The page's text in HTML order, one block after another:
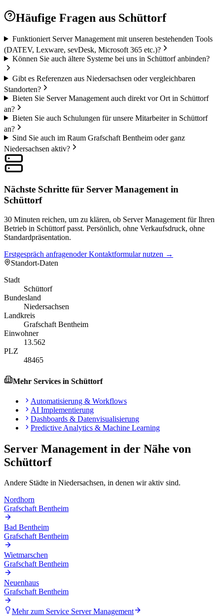
Häufige Fragen aus Schüttorf
Funktioniert Server Management mit unseren bestehenden Tools
(DATEV, Lexware, sevDesk, Microsoft 365 etc.)?
Können Sie auch ältere Systeme bei uns in Schüttorf anbinden?
Gibt es Referenzen aus Niedersachsen oder vergleichbaren
Standorten?
Bieten Sie Server Management auch direkt vor Ort in Schüttorf
an?
Bieten Sie auch Schulungen für unsere Mitarbeiter in Schüttorf
an?
Sind Sie auch im Raum Grafschaft Bentheim oder ganz
Niedersachsen aktiv?
Nächste Schritte für Server Management in
Schüttorf
30 Minuten reichen, um zu klären, ob Server Management für Ihren
Betrieb in Schüttorf passt. Persönlich, ohne Verkaufsdruck, ohne
Standardpräsentation.
Erstgespräch anfragenoder Kontaktformular nutzen →
Standort-Daten
Stadt
Schüttorf
Bundesland
Niedersachsen
Landkreis
Grafschaft Bentheim
Einwohner
13.562
PLZ
48465
Mehr Services in Schüttorf
Automatisierung & Workflows
AI Implementierung
Dashboards & Datenvisualisierung
Predictive Analytics & Machine Learning
Server Management in der Nähe von
Schüttorf
Andere Städte in Niedersachsen, in denen wir aktiv sind.
Nordhorn
Grafschaft Bentheim
Bad Bentheim
Grafschaft Bentheim
Wietmarschen
Grafschaft Bentheim
Neuenhaus
Grafschaft Bentheim
Mehr zum Service Server Management